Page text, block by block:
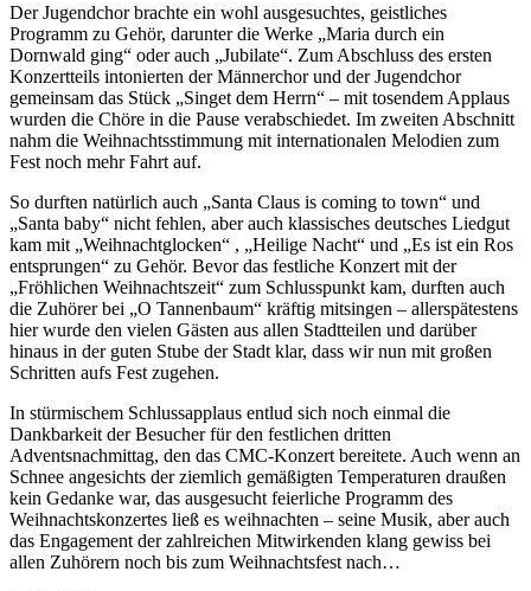
Der Jugendchor brachte ein wohl ausgesuchtes, geistliches
Programm zu Gehör, darunter die Werke „Maria durch ein
Dornwald ging“ oder auch „Jubilate“. Zum Abschluss des ersten
Konzertteils intonierten der Männerchor und der Jugendchor
gemeinsam das Stück „Singet dem Herrn“ – mit tosendem Applaus
wurden die Chöre in die Pause verabschiedet. Im zweiten Abschnitt
nahm die Weihnachtsstimmung mit internationalen Melodien zum
Fest noch mehr Fahrt auf.
So durften natürlich auch „Santa Claus is coming to town“ und
„Santa baby“ nicht fehlen, aber auch klassisches deutsches Liedgut
kam mit „Weihnachtglocken“ , „Heilige Nacht“ und „Es ist ein Ros
entsprungen“ zu Gehör. Bevor das festliche Konzert mit der
„Fröhlichen Weihnachtszeit“ zum Schlusspunkt kam, durften auch
die Zuhörer bei „O Tannenbaum“ kräftig mitsingen – allerspätestens
hier wurde den vielen Gästen aus allen Stadtteilen und darüber
hinaus in der guten Stube der Stadt klar, dass wir nun mit großen
Schritten aufs Fest zugehen.
In stürmischem Schlussapplaus entlud sich noch einmal die
Dankbarkeit der Besucher für den festlichen dritten
Adventsnachmittag, den das CMC-Konzert bereitete. Auch wenn an
Schnee angesichts der ziemlich gemäßigten Temperaturen draußen
kein Gedanke war, das ausgesucht feierliche Programm des
Weihnachtskonzertes ließ es weihnachten – seine Musik, aber auch
das Engagement der zahlreichen Mitwirkenden klang gewiss bei
allen Zuhörern noch bis zum Weihnachtsfest nach…